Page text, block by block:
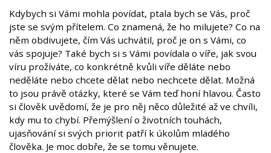
Kdybych si Vámi mohla povídat, ptala bych se Vás, proč
jste se svým přítelem. Co znamená, že ho milujete? Co na
něm obdivujete, čím Vás uchvátil, proč je on s Vámi, co
vás spojuje? Také bych si s Vámi povídala o víře, jak svou
víru prožíváte, co konkrétně kvůli víře děláte nebo
neděláte nebo chcete dělat nebo nechcete dělat. Možná
to jsou právě otázky, které se Vám teď honí hlavou. Často
si člověk uvědomí, že je pro něj něco důležité až ve chvíli,
kdy mu to chybí. Přemýšlení o životních touhách,
ujasňování si svých priorit patří k úkolům mladého
člověka. Je moc dobře, že se tomu věnujete.